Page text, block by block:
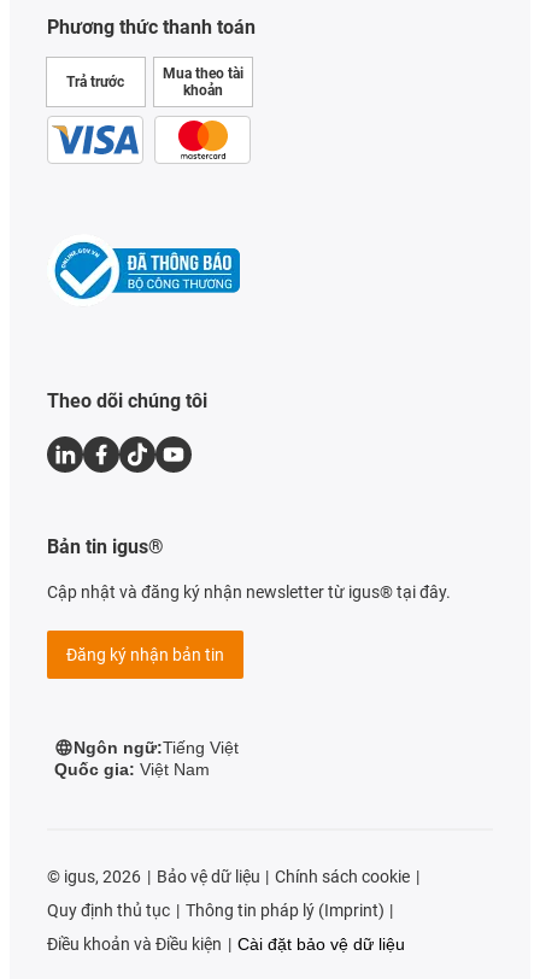
Phương thức thanh toán
Trả trước
Mua theo tài
khoản
Theo dõi chúng tôi
Bản tin igus®
Cập nhật và đăng ký nhận newsletter từ igus® tại đây.
Đăng ký nhận bản tin
Ngôn ngữ:Tiếng Việt
Quốc gia: Việt Nam
© igus, 2026 Bảo vệ dữ liệu
Chính sách cookie
Quy định thủ tục
Thông tin pháp lý (Imprint)
Điều khoản và Điều kiện
Cài đặt bảo vệ dữ liệu